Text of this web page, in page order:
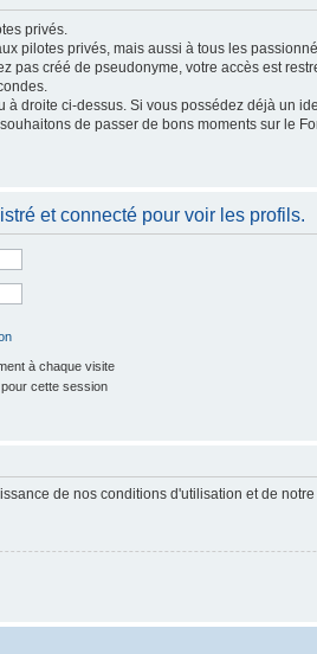
privés.
pilotes privés, mais aussi à tous les
pas créé de pseudonyme, votre accès est
à droite ci-dessus. Si vous possédez déjà un
de passer de bons moments sur le
et connecté pour voir les profils.
à chaque visite
cette session
de nos conditions d'utilisation et de